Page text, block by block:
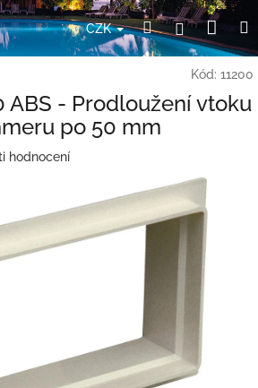
CZK HledatPřihlášení
Kód: 11200
ABS - Prodloužení vtoku
po 50 mm
hodnocení